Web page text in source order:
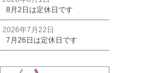
8月2日は定休日です
2026年7月22日
7月26日は定休日です